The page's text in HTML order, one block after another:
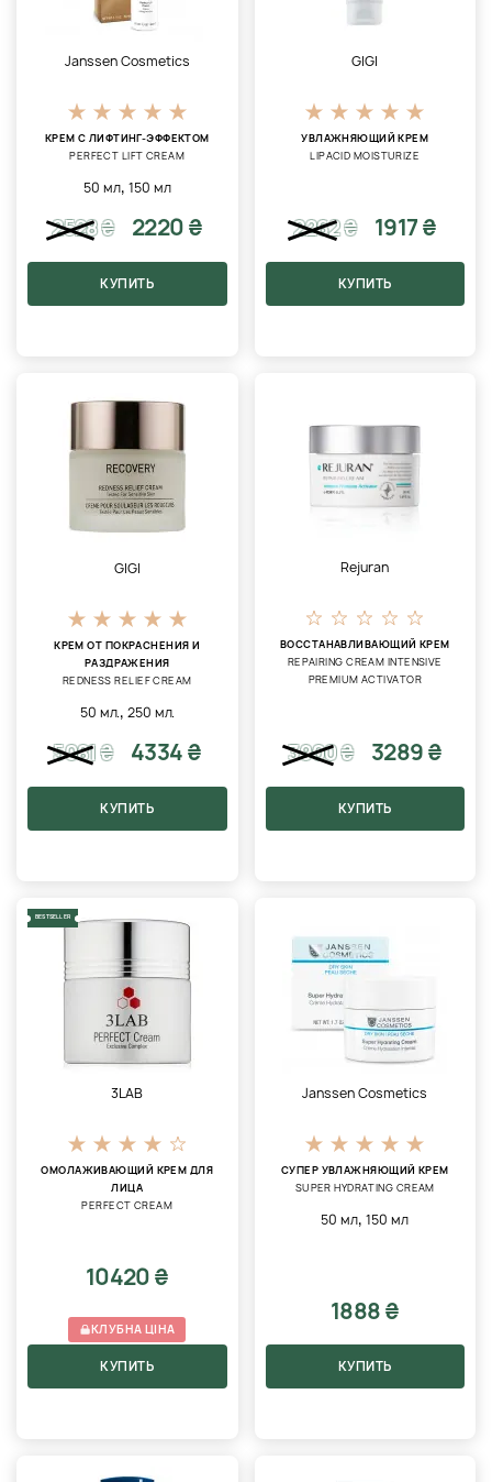
Janssen Cosmetics
КРЕМ С ЛИФТИНГ-ЭФФЕКТОМ
PERFECT LIFT CREAM
50 мл, 150 мл
2528₴ 2220 ₴
КУПИТЬ
GIGI
УВЛАЖНЯЮЩИЙ КРЕМ
LIPACID MOISTURIZE
2262₴ 1917 ₴
КУПИТЬ
GIGI
КРЕМ ОТ ПОКРАСНЕНИЯ И
РАЗДРАЖЕНИЯ
REDNESS RELIEF CREAM
50 мл., 250 мл.
5081₴ 4334 ₴
КУПИТЬ
Rejuran
ВОССТАНАВЛИВАЮЩИЙ КРЕМ
REPAIRING CREAM INTENSIVE
PREMIUM ACTIVATOR
3900₴ 3289 ₴
КУПИТЬ
BESTSELLER
3LAB
ОМОЛАЖИВАЮЩИЙ КРЕМ ДЛЯ
ЛИЦА
PERFECT CREAM
10420 ₴
КЛУБНА ЦІНА
КУПИТЬ
Janssen Cosmetics
СУПЕР УВЛАЖНЯЮЩИЙ КРЕМ
SUPER HYDRATING CREAM
50 мл,150 мл
1888 ₴
КУПИТЬ